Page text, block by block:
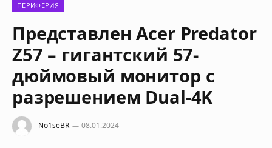
ПЕРИФЕРИЯ
Представлен Acer Predator
Z57 – гигантский 57-
дюймовый монитор с
разрешением Dual-4K
No1seBR 08.01.2024